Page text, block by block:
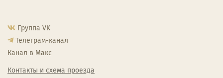
Группа VK
Телеграм-канал
Канал в Макс
Контакты и схема проезда